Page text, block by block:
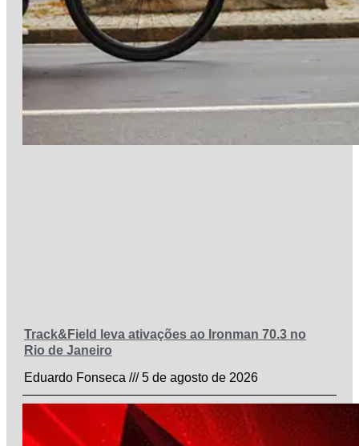
Track&Field leva ativações ao Ironman 70.3 no
Rio de Janeiro
Eduardo Fonseca
5 de agosto de 2026